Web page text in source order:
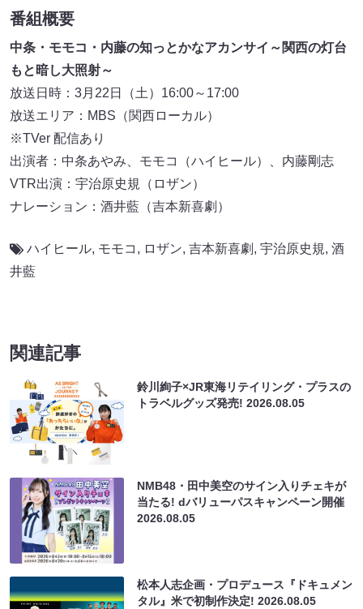
番組概要
中条・モモコ・内藤の知っとかなアカンサイ～関西の灯台
もと暗し大照射～
放送日時：3月22日（土）16:00～17:00
放送エリア：MBS（関西ローカル）
※TVer 配信あり
出演者：中条あやみ、モモコ（ハイヒール）、内藤剛志
VTR出演：宇治原史規（ロザン）
ナレーション：酒井藍（吉本新喜劇）
ハイヒール, モモコ , ロザン, 吉本新喜劇 , 宇治原史規, 酒
井藍
関連記事
鈴川絢子×JR東海リテイリング・プラスの
トラベルグッズ発売!2026.08.05
NMB48・田中美空のサイン入りチェキが
当たる! dバリューパスキャンペーン開催
2026.08.05
松本人志企画・プロデュース『ドキュメン
タル』米で初制作決定!2026.08.05